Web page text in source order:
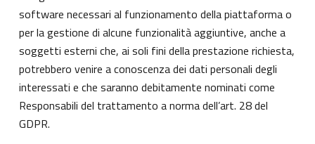
software necessari al funzionamento della piattaforma o
per la gestione di alcune funzionalità aggiuntive, anche a
soggetti esterni che, ai soli fini della prestazione richiesta,
potrebbero venire a conoscenza dei dati personali degli
interessati e che saranno debitamente nominati come
Responsabili del trattamento a norma dell’art. 28 del
GDPR.